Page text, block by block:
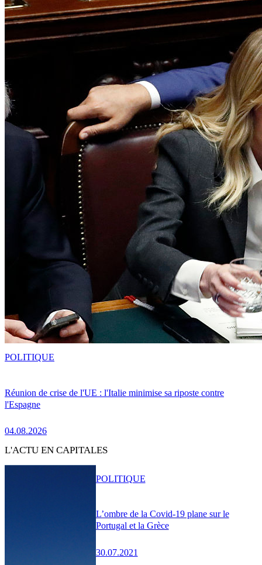
Réunion de crise de l'UE : l'Italie minimise sa riposte contre
l'Espagne
04.08.2026
POLITIQUE
L'ACTU EN CAPITALES
L’ombre de la Covid-19 plane sur le
Portugal et la Grèce
30.07.2021
POLITIQUE